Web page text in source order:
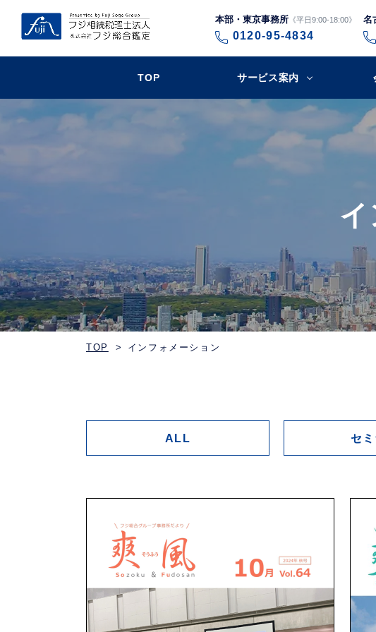
本部・東京事務所《平日9:00-18:00》
0120-95-4834
名
TOP サービス案内
TOP インフォメーション
ALL セ